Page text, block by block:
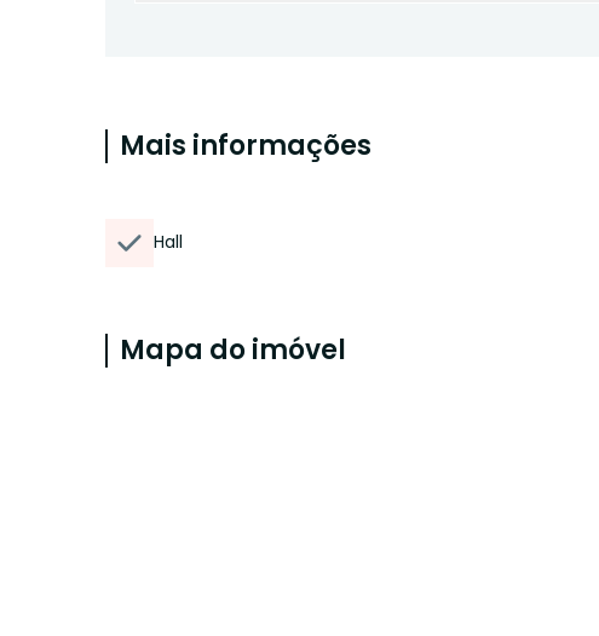
Mais informações
Hall
Mapa do imóvel